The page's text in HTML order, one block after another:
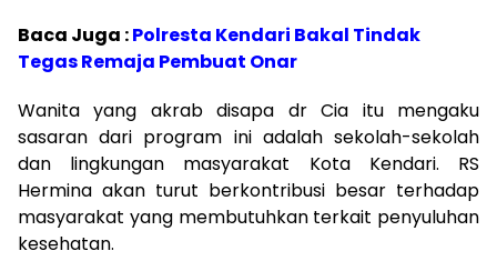
Baca Juga :Polresta Kendari Bakal Tindak
Tegas Remaja Pembuat Onar
Wanita yang akrab disapa dr Cia itu mengaku
sasaran dari program ini adalah sekolah-sekolah
dan lingkungan masyarakat Kota Kendari. RS
Hermina akan turut berkontribusi besar terhadap
masyarakat yang membutuhkan terkait penyuluhan
kesehatan.